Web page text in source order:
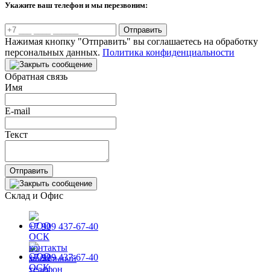
Укажите ваш телефон и мы перезвоним:
Отправить
Нажимая кнопку "Отправить" вы соглашаетесь на обработку
персональных данных. Политика конфиденциальности
Обратная связь
Имя
E-mail
Текст
Отправить
Склад и Офис
+7 909 437-67-40
+7 909 437-67-40